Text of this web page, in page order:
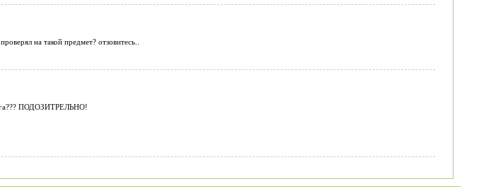
на такой предмет? отзовитесь..
ПОДОЗИТРЕЛЬНО!